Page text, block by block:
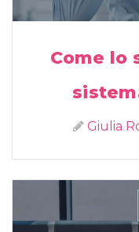
Come lo
Giulia